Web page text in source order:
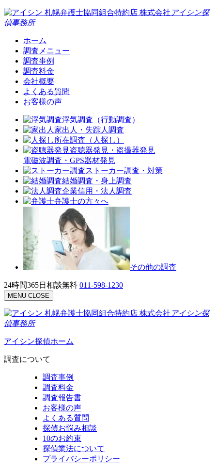
札幌弁護士協同組合特約店 株式会社 アイシン探
偵事務所
ホーム
調査メニュー
調査事例
調査料金
会社概要
よくある質問
お客様の声
浮気調査（行動調査）
家出人・失踪人調査
所在調査（人探し）
盗聴器発見・盗撮器発見
電磁波調査・GPS器材発見
ストーカー調査・対策
結婚調査・身上調査
企業信用・法人調査
弁護士の方々へ
その他の調査
24時間365日相談無料 011-598-1230
MENU CLOSE
札幌弁護士協同組合特約店 株式会社 アイシン探
偵事務所
アイシン探偵ホーム
調査について
調査事例
調査料金
調査報告書
お客様の声
よくある質問
探偵お悩み相談
10のお約束
探偵業法について
プライバシーポリシー